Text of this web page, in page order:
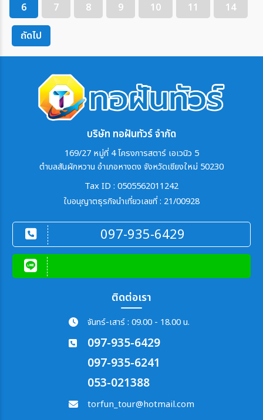
6
7 8 9 10 11
14
ถัดไป
บริษัท ทอฝันทัวร์ จำกัด
169/27 หมู่ที่ 4 โครงการสตาร์ เอเวนิว 5
ตำบลสันผักหวาน อำเภอหางดง จังหวัดเชียงใหม่ 50230
Tax ID : 0505562011242
ใบอนุญาตธุรกิจนำเที่ยวเลขที่ : 21/00928
097-935-6429
ติดต่อเรา
จันทร์-เสาร์ : 09.00 - 18.00 น.
097-935-6429
097-935-6241
053-021388
torfun_tour@hotmail.com